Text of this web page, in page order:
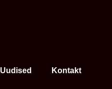
Uudised Kontakt